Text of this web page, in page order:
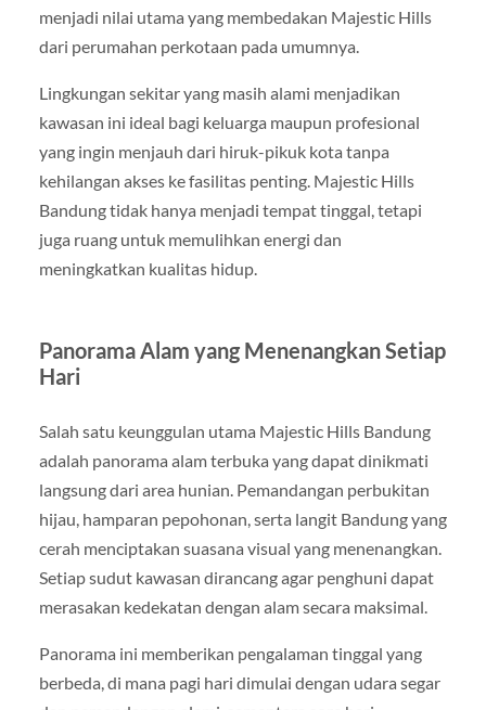
menjadi nilai utama yang membedakan Majestic Hills
dari perumahan perkotaan pada umumnya.
Lingkungan sekitar yang masih alami menjadikan
kawasan ini ideal bagi keluarga maupun profesional
yang ingin menjauh dari hiruk-pikuk kota tanpa
kehilangan akses ke fasilitas penting. Majestic Hills
Bandung tidak hanya menjadi tempat tinggal, tetapi
juga ruang untuk memulihkan energi dan
meningkatkan kualitas hidup.
Panorama Alam yang Menenangkan Setiap
Hari
Salah satu keunggulan utama Majestic Hills Bandung
adalah panorama alam terbuka yang dapat dinikmati
langsung dari area hunian. Pemandangan perbukitan
hijau, hamparan pepohonan, serta langit Bandung yang
cerah menciptakan suasana visual yang menenangkan.
Setiap sudut kawasan dirancang agar penghuni dapat
merasakan kedekatan dengan alam secara maksimal.
Panorama ini memberikan pengalaman tinggal yang
berbeda, di mana pagi hari dimulai dengan udara segar